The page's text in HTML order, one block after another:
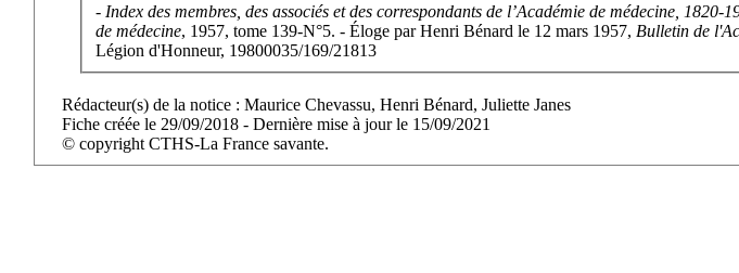
- Index des membres, des associés et des correspondants de l’Académie de médecine, 1820-
de médecine, 1957, tome 139-N°5. - Éloge par Henri Bénard le 12 mars 1957, Bulletin de
Légion d'Honneur, 19800035/169/21813
Rédacteur(s) de la notice : Maurice Chevassu, Henri Bénard, Juliette Janes
Fiche créée le 29/09/2018 - Dernière mise à jour le 15/09/2021
© copyright CTHS-La France savante.